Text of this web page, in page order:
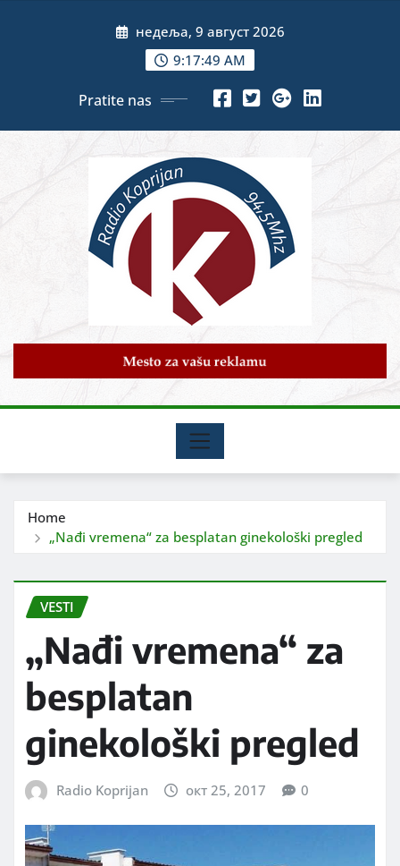
недеља, 9 август 2026
9:17:51 AM
Pratite nas
Home
„Nađi vremena“ za besplatan ginekološki pregled
VESTI
„Nađi vremena“ za
besplatan
ginekološki pregled
Radio Koprijan окт 25, 2017 0